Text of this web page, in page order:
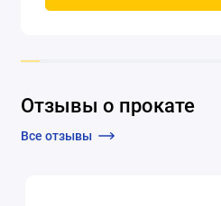
Отзывы о прокате
Все отзывы